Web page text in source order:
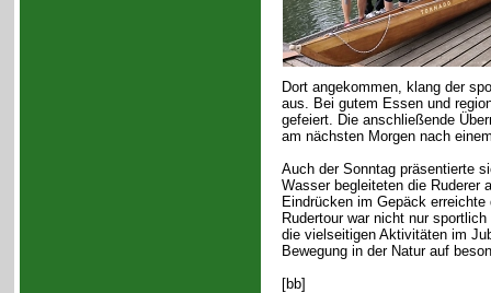
Dort angekommen, klang der
aus. Bei gutem Essen und
gefeiert. Die anschließende
am nächsten Morgen nach
Auch der Sonntag präsentierte
Wasser begleiteten die Ruderer
Eindrücken im Gepäck
Rudertour war nicht nur
die vielseitigen Aktivitäten im
Bewegung in der Natur auf
[bb]